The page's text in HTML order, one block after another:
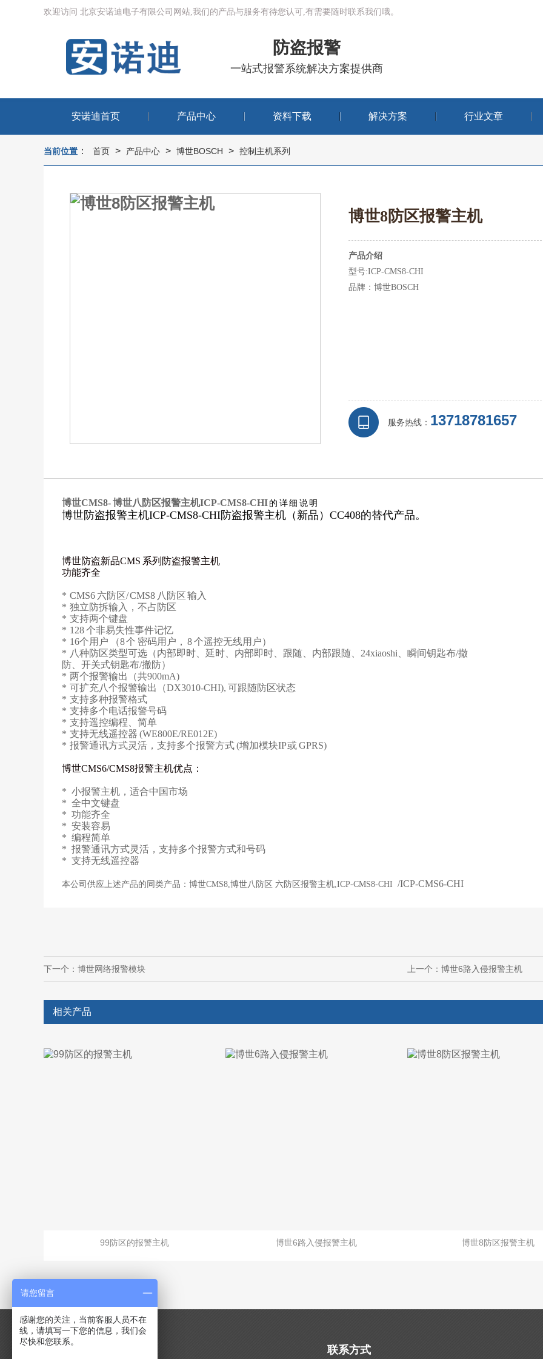
欢迎访问 北京安诺迪电子有限公司网站,我们的产品与服务有待您认可,有需要随时联系我们哦。
防盗报警
一站式报警系统解决方案提供商
安诺迪首页 产品中心 资料下载 解决方案 行业文章
当前位置 ： 首页 > 产品中心 > 博世BOSCH > 控制主机系列
博世8防区报警主机
产品介绍
型号:ICP-CMS8-CHI
品牌：博世BOSCH
服务热线： 13718781657
博世CMS8- 博世八防区报警主机ICP-CMS8-CHI 的 详 细 说 明
博世防盗报警主机ICP-CMS8-CHI防盗报警主机（新品）CC408的替代产品。
博世防盗新品CMS 系列防盗报警主机
功能齐全
* CMS6 六防区/ CMS8 八防区 输入
* 独立防拆输入，不占防区
* 支持两个键盘
* 128 个非易失性事件记忆
* 16个用户 （8 个 密码用户， 8 个遥控无线用户）
* 八种防区类型可选（内部即时、延时、内部即时、跟随、内部跟随、24xiaoshi、瞬间钥匙布/撤
防、开关式钥匙布/撤防）
* 两个报警输出（共900mA)
* 可扩充八个报警输出（DX3010-CHI), 可跟随防区状态
* 支持多种报警格式
* 支持多个电话报警号码
* 支持遥控编程、简单
* 支持无线遥控器 (WE800E/RE012E)
* 报警通讯方式灵活，支持多个报警方式 (增加模块IP 或 GPRS)
博世CMS6/CMS8报警主机优点：
* 小报警主机，适合中国市场
* 全中文键盘
* 功能齐全
* 安装容易
* 编程简单
* 报警通讯方式灵活，支持多个报警方式和号码
* 支持无线遥控器
本公司供应上述产品的同类产品： 博世CMS8,博世八防区 六防区报警主机,ICP-CMS8-CHI /ICP-CMS6-CHI
上一个： 博世6路入侵报警主机
下一个： 博世网络报警模块
相关产品
99防区的报警主机 博世6路入侵报警主机 博世8防区报警主机
联系方式
请您留言
感谢您的关注，当前客服人员不在
线，请填写一下您的信息，我们会
尽快和您联系。